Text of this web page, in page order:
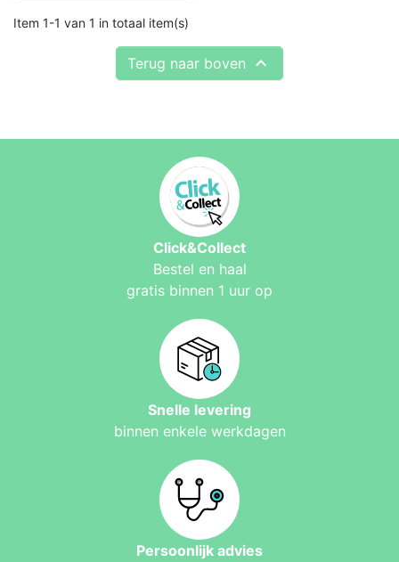
Item 1-1 van 1 in totaal item(s)
Terug naar boven 
Click&Collect
Bestel en haal
gratis binnen 1 uur op
Snelle levering
binnen enkele werkdagen
Persoonlijk advies